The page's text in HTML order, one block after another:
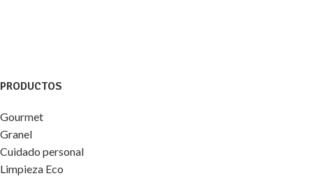
PRODUCTOS
Gourmet
Granel
Cuidado personal
Limpieza Eco